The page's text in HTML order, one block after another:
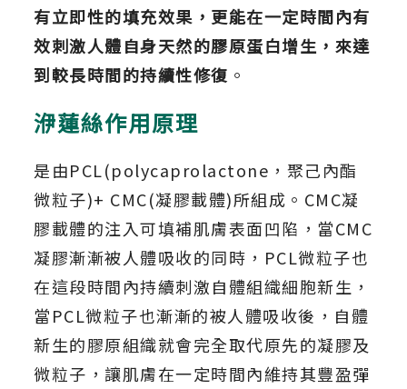
有立即性的填充效果，更能在一定時間內有
效刺激人體自身天然的膠原蛋白增生，來達
到較長時間的持續性修復 。
洢蓮絲作用原理
是由PCL(polycaprolactone，聚己內酯
微粒子)+ CMC(凝膠載體)所組成。CMC凝
膠載體的注入可填補肌膚表面凹陷，當CMC
凝膠漸漸被人體吸收的同時，PCL微粒子也
在這段時間內持續刺激自體組織細胞新生，
當PCL微粒子也漸漸的被人體吸收後，自體
新生的膠原組織就會完全取代原先的凝膠及
微粒子，讓肌膚在一定時間內維持其豐盈彈